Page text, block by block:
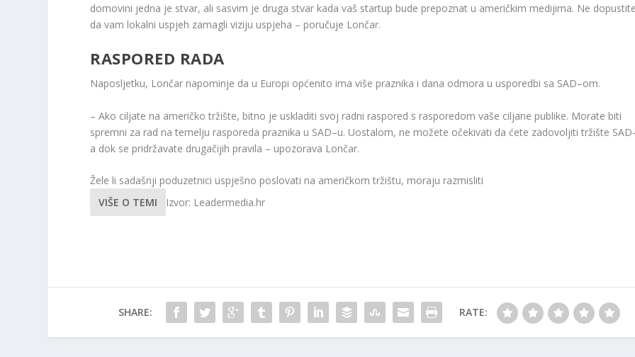
domovini jedna je stvar, ali sasvim je druga stvar kada vaš startup bude prepoznat u američkim medijima. Ne
da vam lokalni uspjeh zamagli viziju uspjeha – poručuje Lončar.
RASPORED RADA
Naposljetku, Lončar napominje da u Europi općenito ima više praznika i dana odmora u usporedbi sa SAD–om.
– Ako ciljate na američko tržište, bitno je uskladiti svoj radni raspored s rasporedom vaše ciljane publike. Morate biti
spremni za rad na temelju rasporeda praznika u SAD–u. Uostalom, ne možete očekivati ​​da ćete zadovoljiti tržište
a dok se pridržavate drugačijih pravila – upozorava Lončar.
Žele li sadašnji poduzetnici uspješno poslovati na američkom tržištu, moraju razmisliti
VIŠE O TEMI
Izvor: Leadermedia.hr
SHARE: RATE: